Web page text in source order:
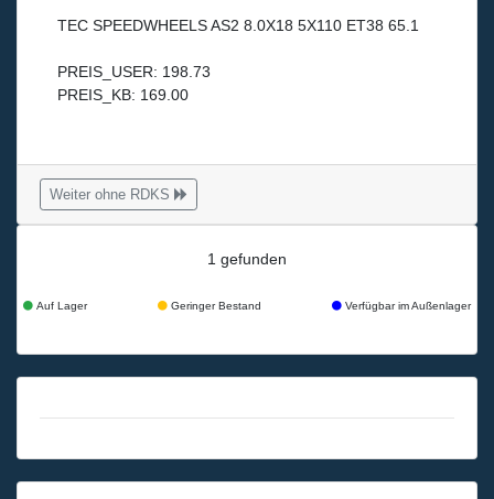
TEC SPEEDWHEELS AS2 8.0X18 5X110 ET38 65.1
PREIS_USER: 198.73
PREIS_KB: 169.00
Weiter ohne RDKS
1 gefunden
Auf Lager Geringer Bestand Verfügbar im Außenlager